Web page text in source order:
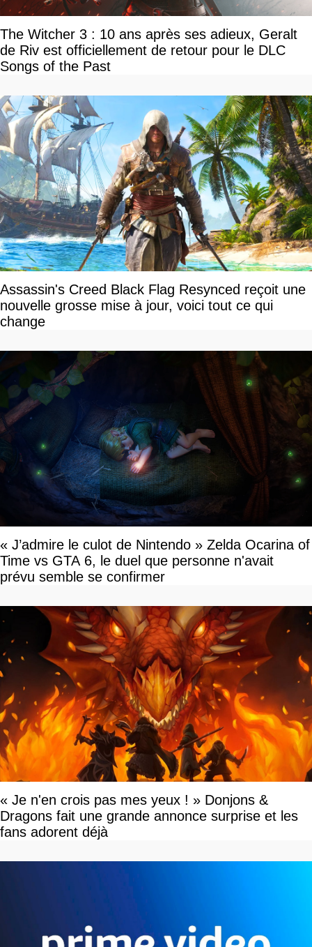
The Witcher 3 : 10 ans après ses adieux, Geralt
de Riv est officiellement de retour pour le DLC
Songs of the Past
Assassin's Creed Black Flag Resynced reçoit une
nouvelle grosse mise à jour, voici tout ce qui
change
« J’admire le culot de Nintendo » Zelda Ocarina of
Time vs GTA 6, le duel que personne n'avait
prévu semble se confirmer
« Je n'en crois pas mes yeux ! » Donjons &
Dragons fait une grande annonce surprise et les
fans adorent déjà